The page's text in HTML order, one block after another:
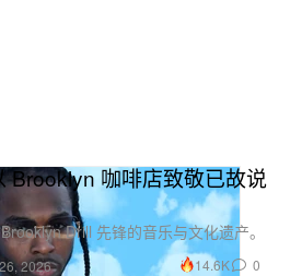
Brooklyn 咖啡店致敬已故说
Drill 先锋的音乐与文化遗产。
2026 14.6K 0